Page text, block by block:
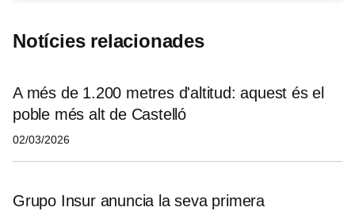
Notícies relacionades
A més de 1.200 metres d'altitud: aquest és el
poble més alt de Castelló
02/03/2026
Grupo Insur anuncia la seva primera